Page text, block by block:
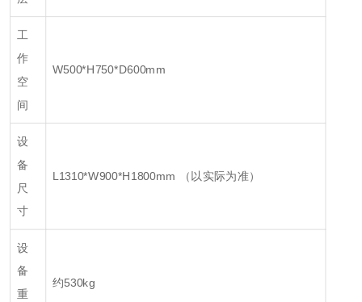
工
作
空
间
W500*H750*D600mm
设
备
尺
寸
L1310*W900*H1800mm （以实际为准）
设
备
重
约530kg